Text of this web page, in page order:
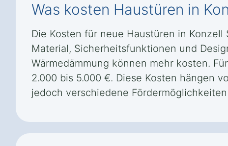
Was kosten Haustüren in
Die Kosten für neue Haustüren in
Material, Sicherheitsfunktionen und
Wärmedämmung können mehr kosten.
2.000 bis 5.000 €. Diese Kosten hängen
jedoch verschiedene